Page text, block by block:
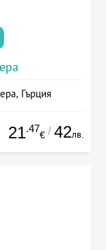
Гърция
21.47
€ / 42лв.